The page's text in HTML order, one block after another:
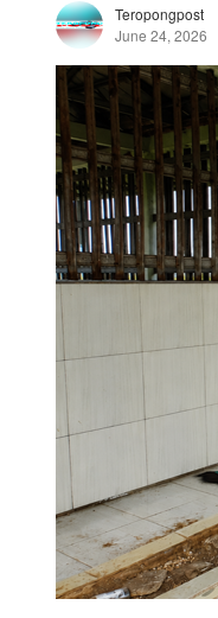
Teropongpost
June 24, 2026